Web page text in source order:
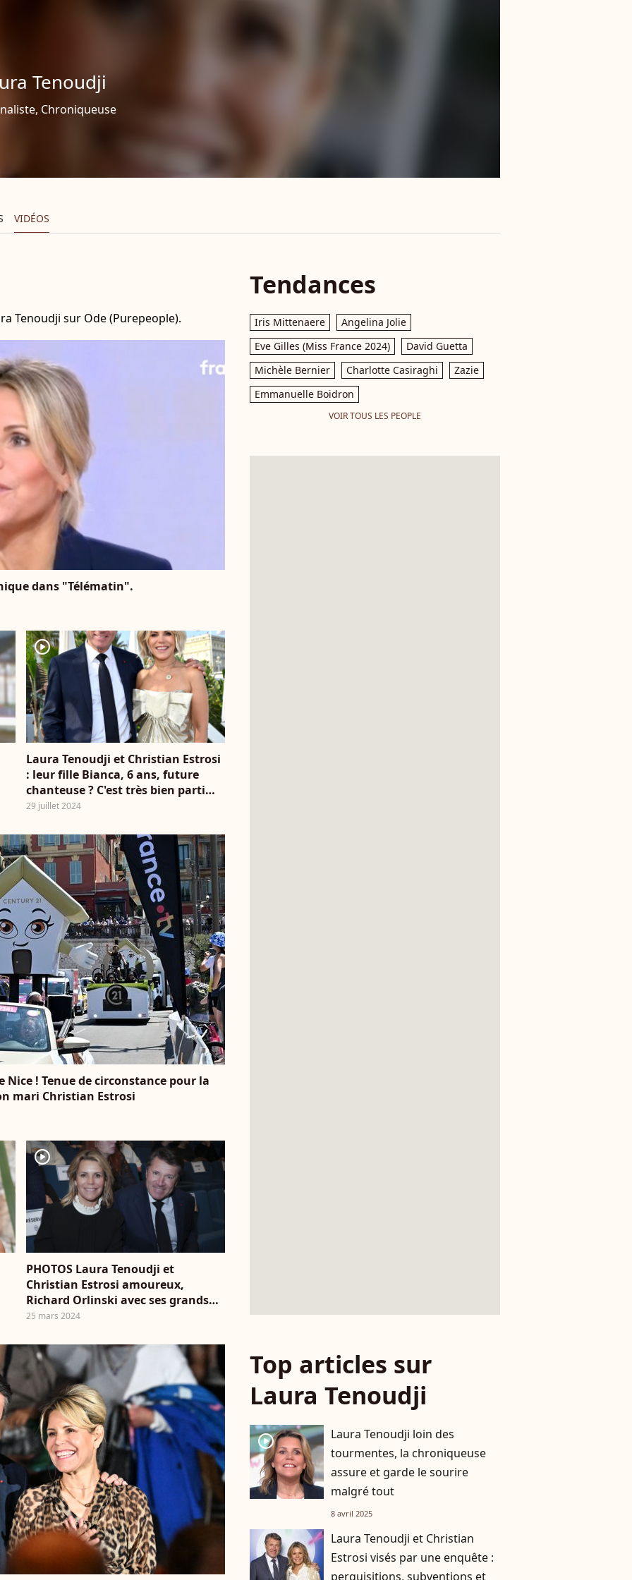
Tenoudji
Chroniqueuse
VIDÉOS
Tenoudji sur Ode (Purepeople).
dans "Télématin".
player2
Laura Tenoudji et Christian Estrosi
: leur fille Bianca, 6 ans, future
chanteuse ? C'est très bien parti
(VIDEO)
29 juillet 2024
! Tenue de circonstance pour la
mari Christian Estrosi
player2
PHOTOS Laura Tenoudji et
Christian Estrosi amoureux,
Richard Orlinski avec ses grands
enfants... réunis pour leur "1ère
25 mars 2024
Tendances
Iris Mittenaere
Angelina Jolie
Eve Gilles (Miss France 2024)
David Guetta
Michèle Bernier
Charlotte Casiraghi
Zazie
Emmanuelle Boidron
VOIR TOUS LES PEOPLE
Top articles sur
Laura Tenoudji
player2
Laura Tenoudji loin des
tourmentes, la chroniqueuse
assure et garde le sourire
malgré tout
8 avril 2025
Laura Tenoudji et Christian
Estrosi visés par une enquête :
perquisitions, subventions et